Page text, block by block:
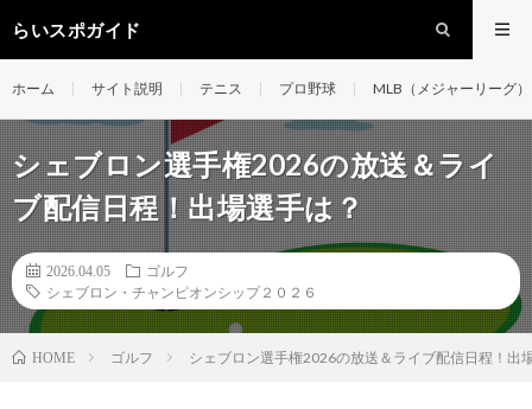
らいスポガイド
ホーム サイト説明 テニス プロ野球 MLB（メジャーリーグ）
シェブロン選手権2026の放送＆ライ
ブ配信日程！出場選手は？
2026.04.05
ゴルフ
シェブロン・チャンピオンシップ２０２６
HOME ゴルフ シェブロン選手権2026の放送＆ライブ配信日程！出